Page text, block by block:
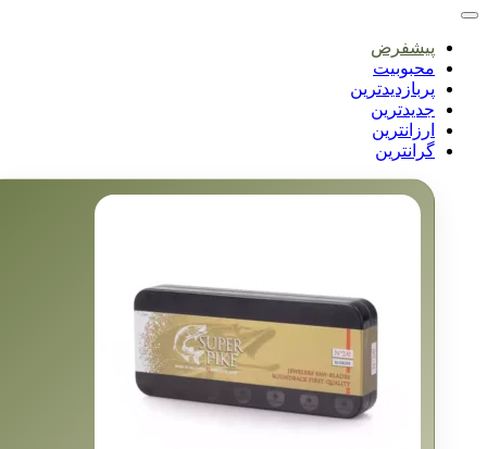
پیشفرض
محبوبیت
پربازدیدترین
جدیدترین
ارزانترین
گرانترین